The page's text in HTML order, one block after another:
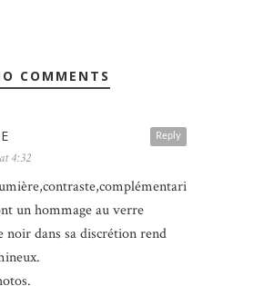
COMMENTS
Reply
4:32
un hommage au verre
noir dans sa discrétion rend